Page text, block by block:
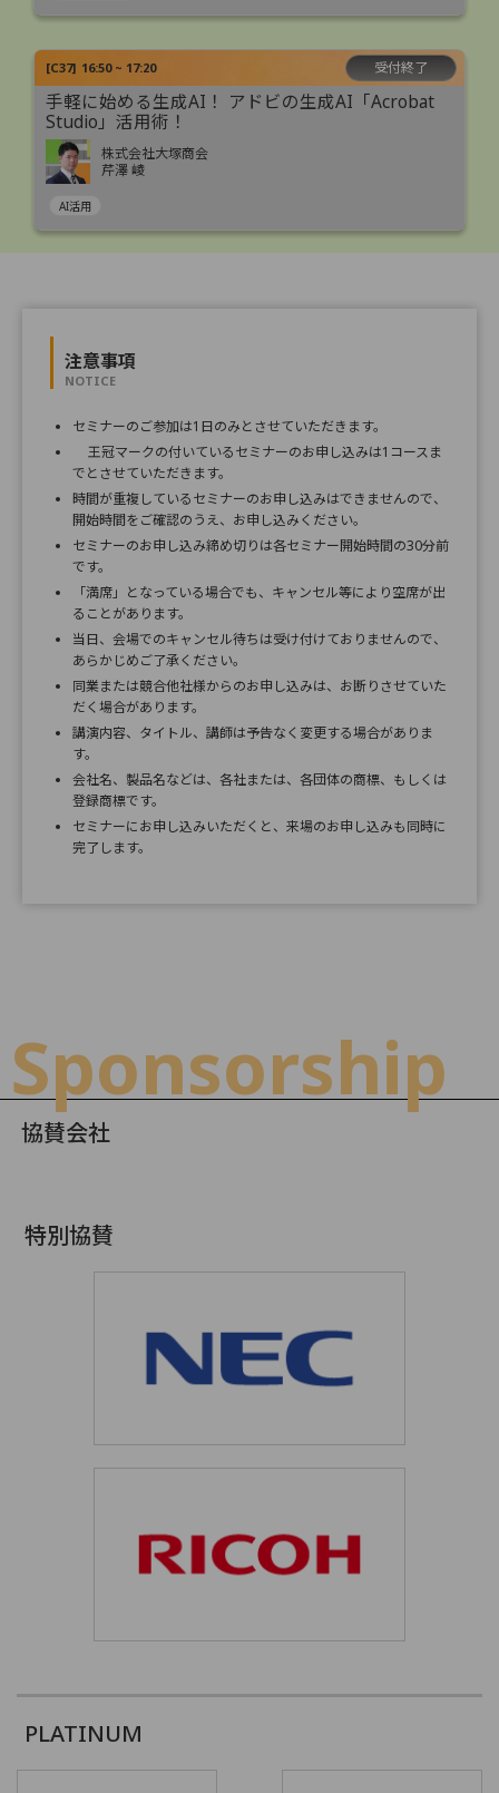
[C37] 16:50 ~ 17:20 受付終了
手軽に始める生成AI！ アドビの生成AI「Acrobat
Studio」活用術！
株式会社大塚商会
芹澤 崚
AI活用
注意事項
NOTICE
セミナーのご参加は1日のみとさせていただきます。
王冠マークの付いているセミナーのお申し込みは1コースま
でとさせていただきます。
時間が重複しているセミナーのお申し込みはできませんので、
開始時間をご確認のうえ、お申し込みください。
セミナーのお申し込み締め切りは各セミナー開始時間の30分前
です。
「満席」となっている場合でも、キャンセル等により空席が出
ることがあります。
当日、会場でのキャンセル待ちは受け付けておりませんので、
あらかじめご了承ください。
同業または競合他社様からのお申し込みは、お断りさせていた
だく場合があります。
講演内容、タイトル、講師は予告なく変更する場合がありま
す。
会社名、製品名などは、各社または、各団体の商標、もしくは
登録商標です。
セミナーにお申し込みいただくと、来場のお申し込みも同時に
完了します。
Sponsorship
協賛会社
特別協賛
PLATINUM